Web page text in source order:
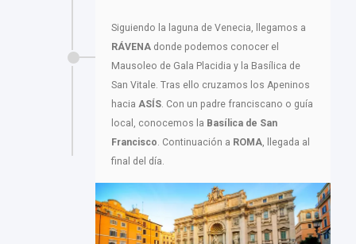
Siguiendo la laguna de Venecia, llegamos a
RÁVENA donde podemos conocer el
Mausoleo de Gala Placidia y la Basílica de
San Vitale. Tras ello cruzamos los Apeninos
hacia ASÍS. Con un padre franciscano o guía
local, conocemos la Basílica de San
Francisco. Continuación a ROMA, llegada al
final del día.